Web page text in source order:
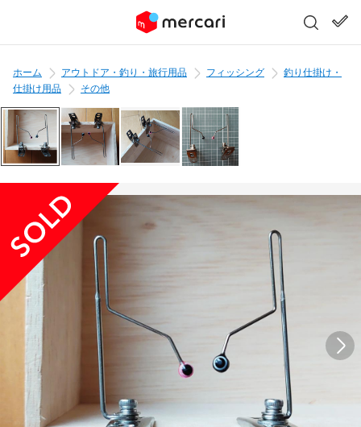
ホーム アウトドア・釣り・旅行用品 フィッシング
釣り仕掛け・
仕掛け用品
その他